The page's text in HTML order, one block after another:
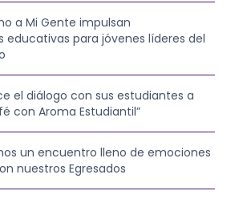
a Mi Gente impulsan
educativas para jóvenes líderes del
el diálogo con sus estudiantes a
con Aroma Estudiantil”
un encuentro lleno de emociones
nuestros Egresados